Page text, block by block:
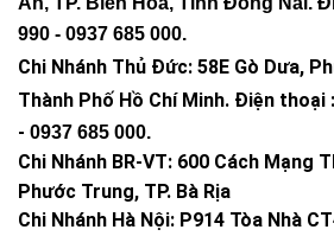
990 - 0937 685 000.
Chi Nhánh Thủ Đức: 58E Gò Dưa,
Thành Phố Hồ Chí Minh. Điện thoại
- 0937 685 000.
Chi Nhánh BR-VT: 600 Cách Mạng
Phước Trung, TP. Bà Rịa
Chi Nhánh Hà Nội: P914 Tòa Nhà